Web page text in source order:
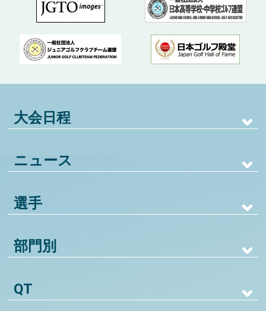
大会日程
ニュース
選手
部門別
QT